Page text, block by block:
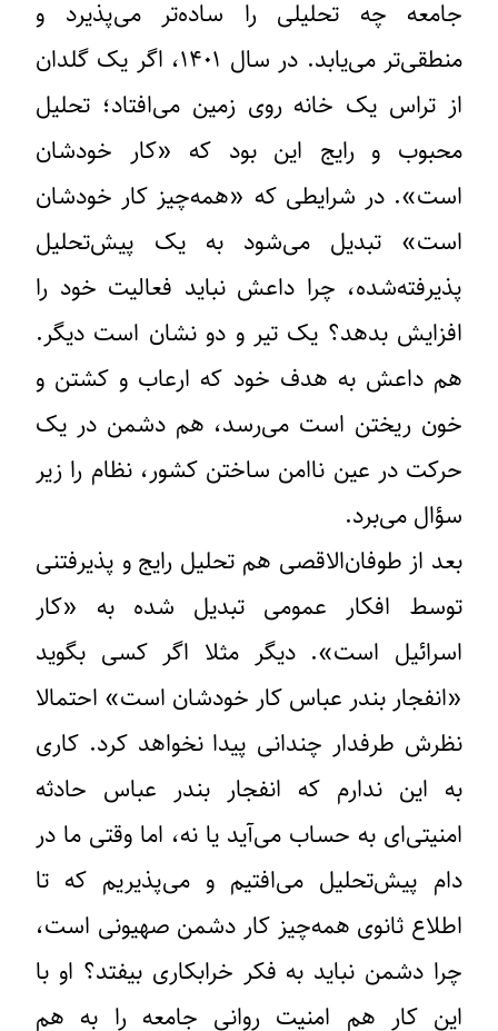
جامعه چه تحلیلی را ساده‌تر می‌پذیرد و
منطقی‌تر می‌یابد. در سال ۱۴۰۱، اگر یک گلدان
از تراس یک خانه روی زمین می‌افتاد؛ تحلیل
محبوب و رایج این بود که «کار خودشان
است». در شرایطی که «همه‌چیز کار خودشان
است» تبدیل می‌شود به یک پیش‌تحلیل
پذیرفته‌شده، چرا داعش نباید فعالیت خود را
افزایش بدهد؟ یک تیر و دو نشان است دیگر.
هم داعش به هدف خود که ارعاب و کشتن و
خون ریختن است می‌رسد، هم دشمن در یک
حرکت در عین ناامن ساختن کشور، نظام را زیر
سؤال می‌برد.
بعد از طوفان‌الاقصی هم تحلیل رایج و پذیرفتنی
توسط افکار عمومی تبدیل شده به «کار
اسرائیل است». دیگر مثلا اگر کسی بگوید
«انفجار بندر عباس کار خودشان است» احتمالا
نظرش طرفدار چندانی پیدا نخواهد کرد. کاری
به این ندارم که انفجار بندر عباس حادثه
امنیتی‌ای به حساب می‌آید یا نه، اما وقتی ما در
دام پیش‌تحلیل می‌افتیم و می‌پذیریم که تا
اطلاع ثانوی همه‌چیز کار دشمن صهیونی است،
چرا دشمن نباید به فکر خرابکاری بیفتد؟ او با
این کار هم امنیت روانی جامعه را به هم